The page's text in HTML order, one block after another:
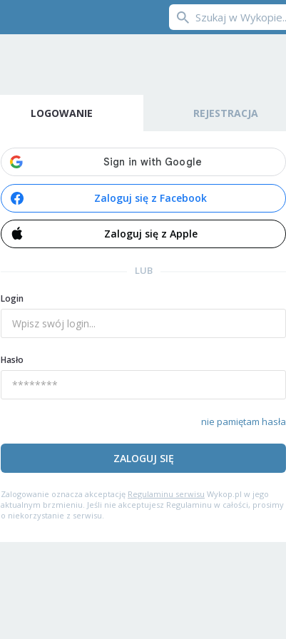
LOGOWANIE REJESTRACJA
Zaloguj się z Facebook
Zaloguj się z Apple
LUB
Login
Hasło
nie pamiętam hasła
ZALOGUJ SIĘ
Zalogowanie oznacza akceptację Regulaminu serwisu Wykop.pl w jego
aktualnym brzmieniu. Jeśli nie akceptujesz Regulaminu w całości, prosimy
o niekorzystanie z serwisu.